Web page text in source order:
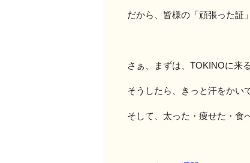
だから、皆様の「頑張った証
さぁ、まずは、TOKINOに来
そうしたら、きっと汗をかい
そして、太った・痩せた・食